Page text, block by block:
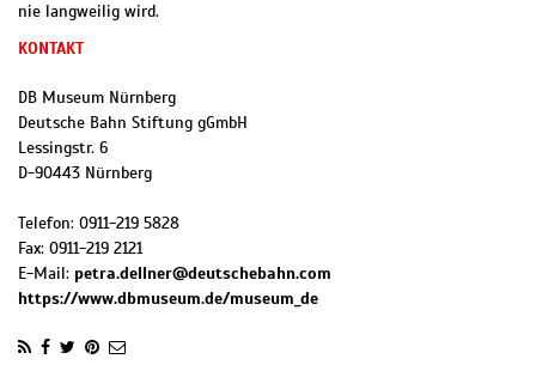
nie langweilig wird.
KONTAKT
DB Museum Nürnberg
Deutsche Bahn Stiftung gGmbH
Lessingstr. 6
D-90443 Nürnberg
Telefon: 0911-219 5828
Fax: 0911-219 2121
E-Mail: petra.dellner@deutschebahn.com
https://www.dbmuseum.de/museum_de